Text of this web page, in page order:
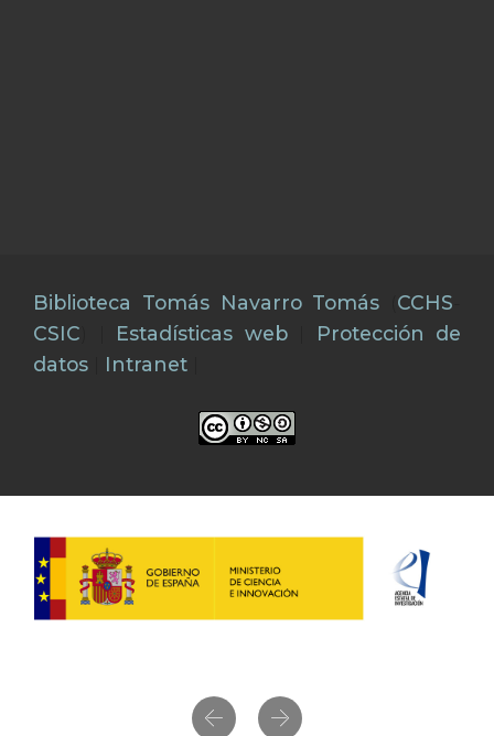
Biblioteca Tomás Navarro Tomás CCHS
CSIC
Estadísticas web|
Protección de
datos
Intranet
PreviousNext